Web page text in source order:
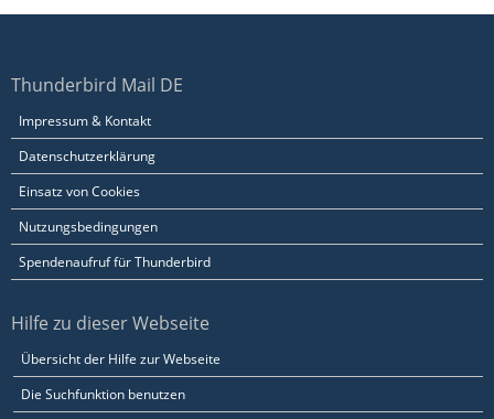
Thunderbird Mail DE
Impressum & Kontakt
Datenschutzerklärung
Einsatz von Cookies
Nutzungsbedingungen
Spendenaufruf für Thunderbird
Hilfe zu dieser Webseite
Übersicht der Hilfe zur Webseite
Die Suchfunktion benutzen